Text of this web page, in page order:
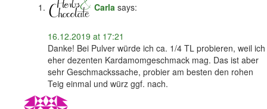
Carla says:
16.12.2019 at 17:21
Danke! Bei Pulver würde ich ca. 1/4 TL probieren, weil ich
eher dezenten Kardamomgeschmack mag. Das ist aber
sehr Geschmackssache, probier am besten den rohen
Teig einmal und würz ggf. nach.